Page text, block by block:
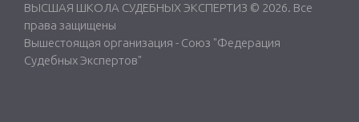
ВЫСШАЯ ШКОЛА СУДЕБНЫХ ЭКСПЕРТИЗ © 2026. Все
права защищены
Вышестоящая организация - Союз "Федерация
Судебных Экспертов"